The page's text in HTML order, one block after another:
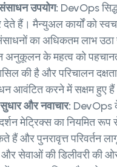
उपयोग: DevOps
देते हैं। मैन्युअल कार्यों को
का अधिकतम लाभ
अनुकूलन के महत्व को
की है और परिचालन
आवंटित करने में सक्षम हुए
और नवाचार: DevOps
मेट्रिक्स का नियमित रूप
हैं और पुनरावृत्त परिवर्तन
और सेवाओं की डिलीवरी की